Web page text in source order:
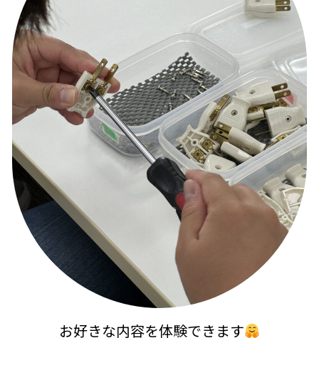
お好きな内容を体験できます